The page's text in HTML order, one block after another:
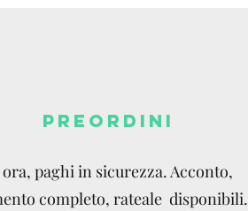
PREORDINI
paghi in sicurezza. Acconto,
completo, rateale disponibili.